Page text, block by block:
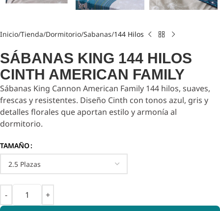
Inicio Tienda Dormitorio Sabanas 144 Hilos
SÁBANAS KING 144 HILOS
CINTH AMERICAN FAMILY
Sábanas King Cannon American Family 144 hilos, suaves,
frescas y resistentes. Diseño Cinth con tonos azul, gris y
detalles florales que aportan estilo y armonía al
dormitorio.
TAMAÑO